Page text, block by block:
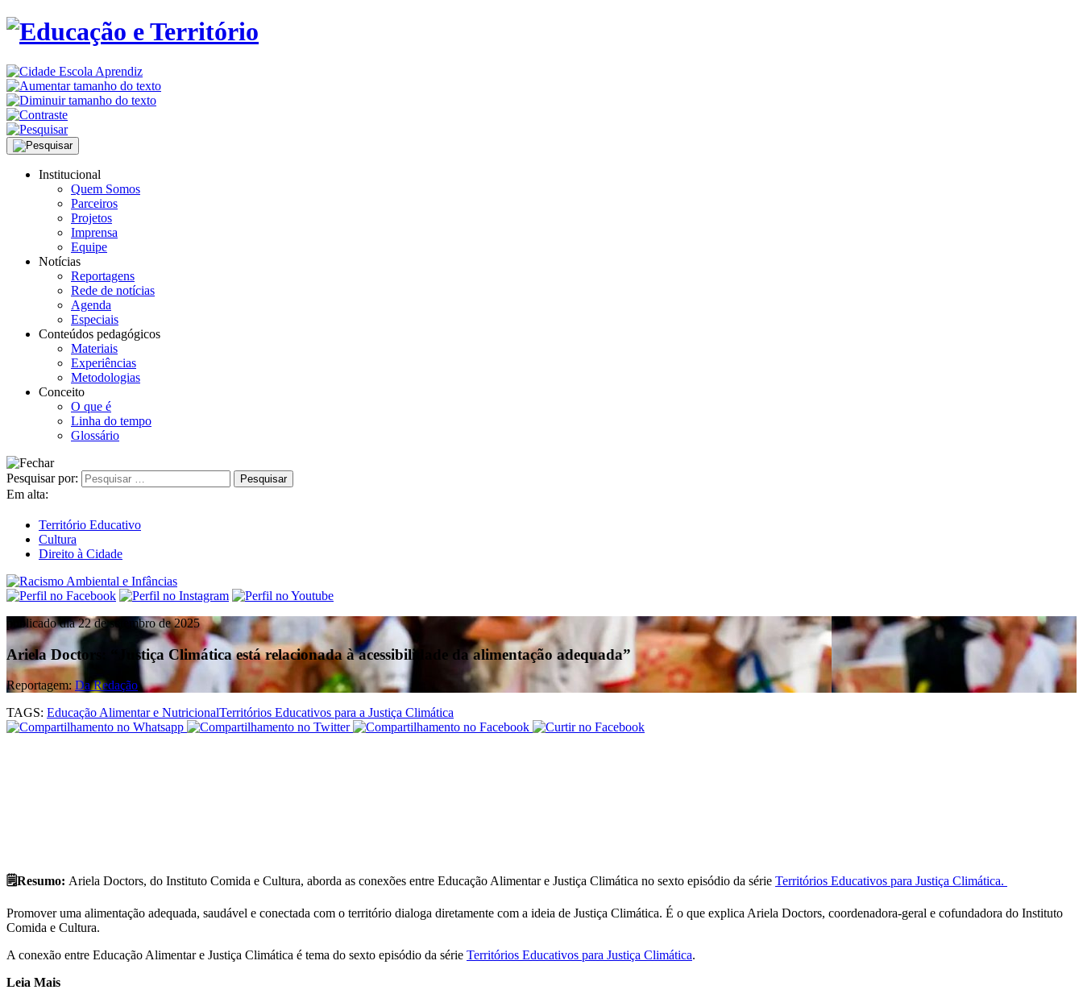
Institucional
Quem Somos
Parceiros
Projetos
Imprensa
Equipe
Notícias
Reportagens
Rede de notícias
Agenda
Especiais
Conteúdos pedagógicos
Materiais
Experiências
Metodologias
Conceito
O que é
Linha do tempo
Glossário
Pesquisar por:
Em alta:
Território Educativo
Cultura
Direito à Cidade
publicado dia 22 de setembro de 2025
Ariela Doctors: “Justiça Climática está relacionada à acessibilidade da alimentação adequada”
Reportagem: Da Redação
TAGS: Educação Alimentar e NutricionalTerritórios Educativos para a Justiça Climática
🗒️Resumo: Ariela Doctors, do Instituto Comida e Cultura, aborda as conexões entre Educação Alimentar e Justiça Climática no sexto episódio da série Territórios Educativos para Justiça Climática.
Promover uma alimentação adequada, saudável e conectada com o território dialoga diretamente com a ideia de Justiça Climática. É o que explica Ariela Doctors, coordenadora-geral e cofundadora do Instituto
Comida e Cultura.
A conexão entre Educação Alimentar e Justiça Climática é tema do sexto episódio da série Territórios Educativos para Justiça Climática.
Leia Mais